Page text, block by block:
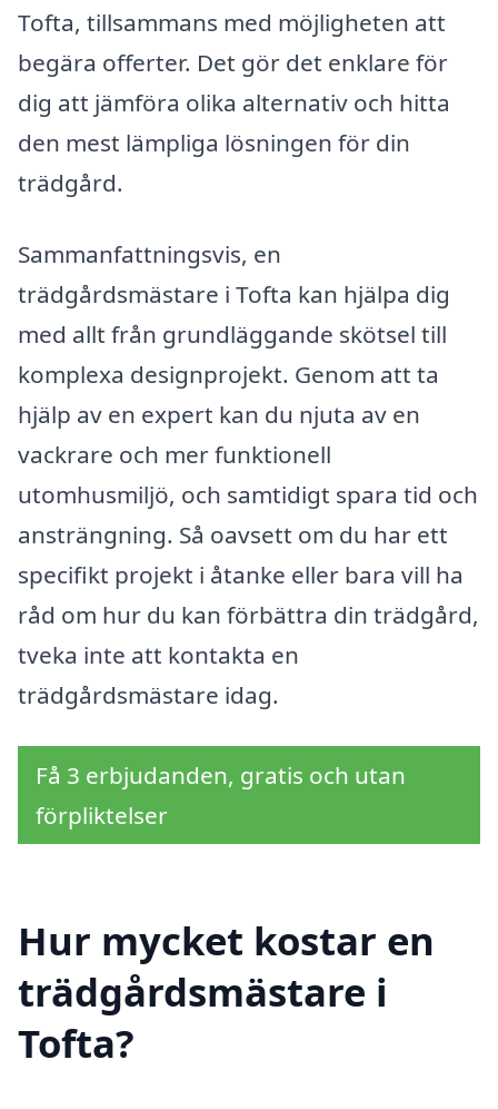
Tofta, tillsammans med möjligheten att
begära offerter. Det gör det enklare för
dig att jämföra olika alternativ och hitta
den mest lämpliga lösningen för din
trädgård.
Sammanfattningsvis, en
trädgårdsmästare i Tofta kan hjälpa dig
med allt från grundläggande skötsel till
komplexa designprojekt. Genom att ta
hjälp av en expert kan du njuta av en
vackrare och mer funktionell
utomhusmiljö, och samtidigt spara tid och
ansträngning. Så oavsett om du har ett
specifikt projekt i åtanke eller bara vill ha
råd om hur du kan förbättra din trädgård,
tveka inte att kontakta en
trädgårdsmästare idag.
Få 3 erbjudanden, gratis och utan
förpliktelser
Hur mycket kostar en
trädgårdsmästare i
Tofta?